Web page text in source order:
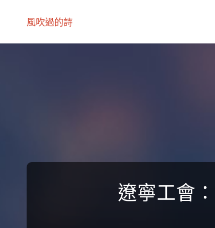
風吹過的詩
遼寧工會